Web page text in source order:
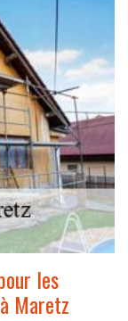
les
Maretz